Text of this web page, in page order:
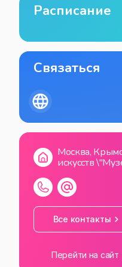
Расписание
Связаться
Москва,
искусств
Все контакты
Перейти на сайт